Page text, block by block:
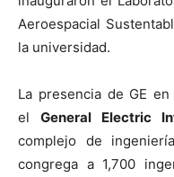
Aeroespacial
la universidad.
La presencia de GE
el General Electric
complejo de
congrega a 1,700